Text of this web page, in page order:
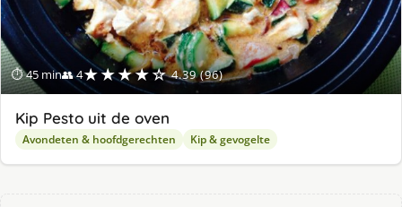
⏱ 45 min👥 4★★★★☆ 4.39 (96)
Kip Pesto uit de oven
Avondeten & hoofdgerechten Kip & gevogelte